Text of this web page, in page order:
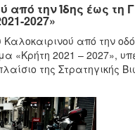
την Ίδης έως τη
2027»
από την
«Κρήτη 2021 – 2027»,
της Στρατηγικής